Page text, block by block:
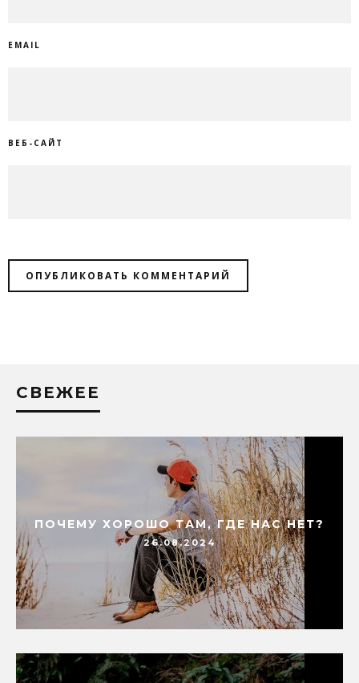
EMAIL
ВЕБ-САЙТ
СВЕЖЕЕ
ПОЧЕМУ ХОРОШО ТАМ, ГДЕ НАС НЕТ?
26.08.2024